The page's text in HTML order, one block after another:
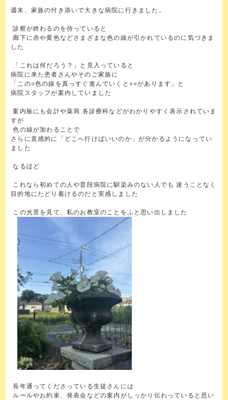
週末、家族の付き添いで大きな病院に行きました。
診察が終わるのを待っていると
廊下に赤や黄色などさまざまな色の線が引かれているのに気づきま
した
「これは何だろう？」と見入っていると
病院に来た患者さんやそのご家族に
「この○色の線を真っすぐ進んでいくと○○があります」と
病院スタッフが案内していました
案内板にも会計や薬局 各診療科などがわかりやすく表示されていま
すが
色の線が加わることで
さらに直感的に「どこへ行けばいいのか」が分かるようになってい
ました
なるほど
これなら初めての人や普段病院に馴染みのない人でも 迷うことなく
目的地にたどり着けるのだと実感しました
この光景を見て、私のお教室のことをふと思い出しました
長年通ってくださっている生徒さんには
ルールやお約束、発表会などの案内がしっかり伝わっていると思い